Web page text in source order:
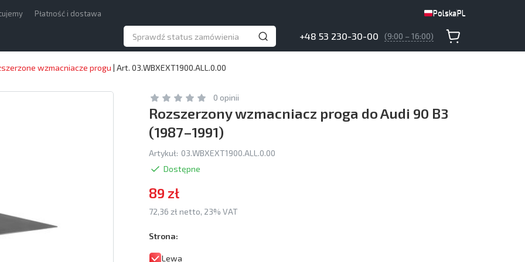
Płatność i dostawa PolskaPL
+48 53 230-30-00 (9:00 – 16:00)
PolskaPL
wzmacniacze progu | Art. 03.WBXEXT1900.ALL.0.00
0 opinii
Rozszerzony wzmacniacz proga do Audi 90 B3
(1987–1991)
Artykuł: 03.WBXEXT1900.ALL.0.00
Dostępne
89 zł
72,36 zł netto, 23% VAT
Strona:
Lewa